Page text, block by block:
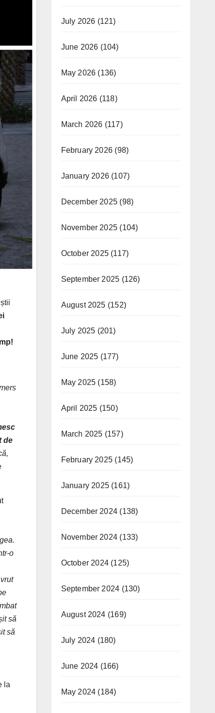
!
de
ă,
.
o
să
să
la
July 2026 (121)
June 2026 (104)
May 2026 (136)
April 2026 (118)
March 2026 (117)
February 2026 (98)
January 2026(107)
December 2025 (98)
November 2025 (104)
October 2025(117)
September 2025 (126)
August 2025 (152)
July 2025 (201)
June 2025 (177)
May 2025 (158)
April 2025 (150)
March 2025 (157)
February 2025 (145)
January 2025(161)
December 2024 (138)
November 2024 (133)
October 2024(125)
September 2024 (130)
August 2024 (169)
July 2024 (180)
June 2024 (166)
May 2024 (184)